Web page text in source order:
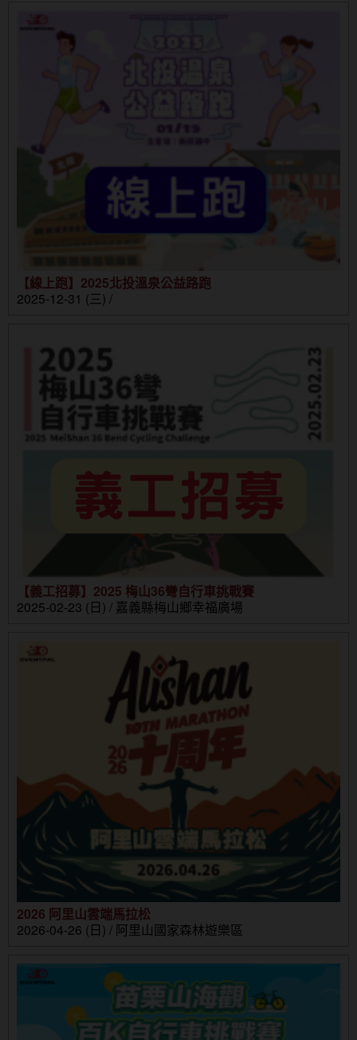
【線上跑】2025北投溫泉公益路跑
2025-12-31 (三) /
【義工招募】2025 梅山36彎自行車挑戰賽
2025-02-23 (日) / 嘉義縣梅山鄉幸福廣場
2026 阿里山雲端馬拉松
2026-04-26 (日) / 阿里山國家森林遊樂區